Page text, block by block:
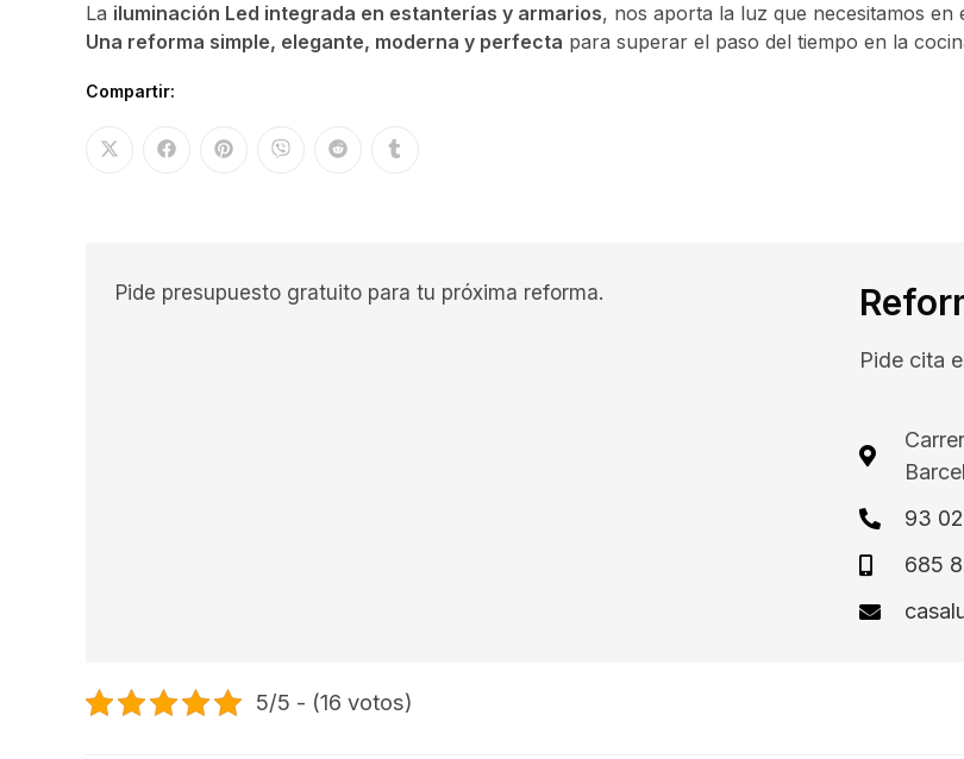
La iluminación Led integrada en estanterías y armarios, nos aporta la luz que necesitamos en
Una reforma simple, elegante, moderna y perfecta para superar el paso del tiempo en la
Compartir:
Pide presupuesto gratuito para tu próxima reforma.
Pide cita
93
685
5/5 - (16 votos)